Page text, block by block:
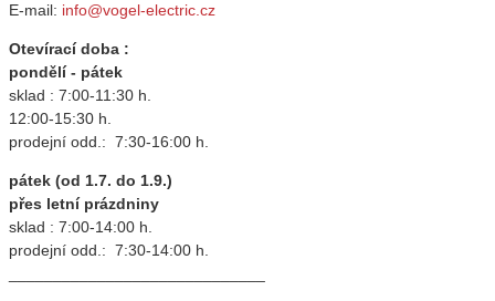
E-mail: info@vogel-electric.cz
Otevírací doba :
pondělí - pátek
sklad : 7:00-11:30 h.
12:00-15:30 h.
prodejní odd.: 7:30-16:00 h.
pátek (od 1.7. do 1.9.)
přes letní prázdniny
sklad : 7:00-14:00 h.
prodejní odd.: 7:30-14:00 h.